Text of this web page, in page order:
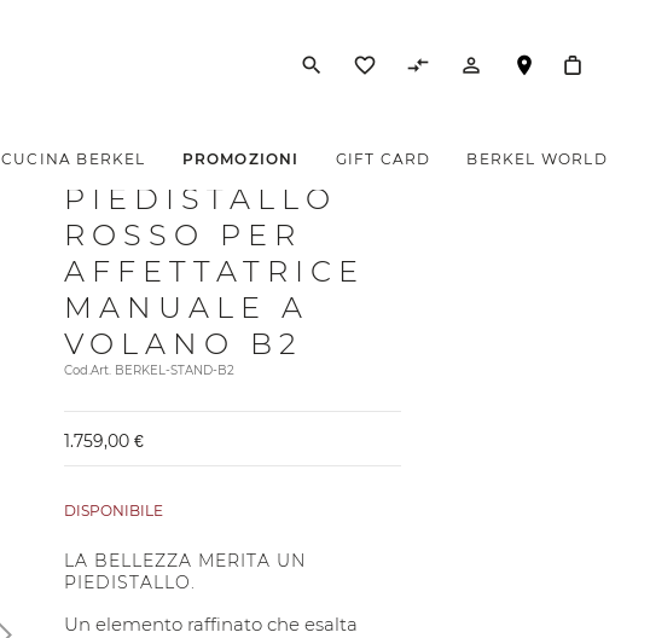
search favorite_border compare_arrows person_outline
CUCINA BERKEL PROMOZIONI GIFT CARD BERKEL WORLD
PIEDISTALLO
ROSSO PER
AFFETTATRICE
MANUALE A
VOLANO B2
Cod.Art. BERKEL-STAND-B2
1.759,00 €
DISPONIBILE
LA BELLEZZA MERITA UN
PIEDISTALLO.
Un elemento raffinato che esalta